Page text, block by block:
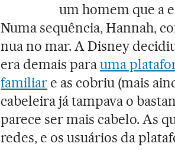
um homem que a
Numa sequência, Hannah,
nua no mar. A Disney
era demais parauma
familiar e as cobriu (mais
cabeleira já tampava o
parece ser mais cabelo. As
redes, e os usuários da